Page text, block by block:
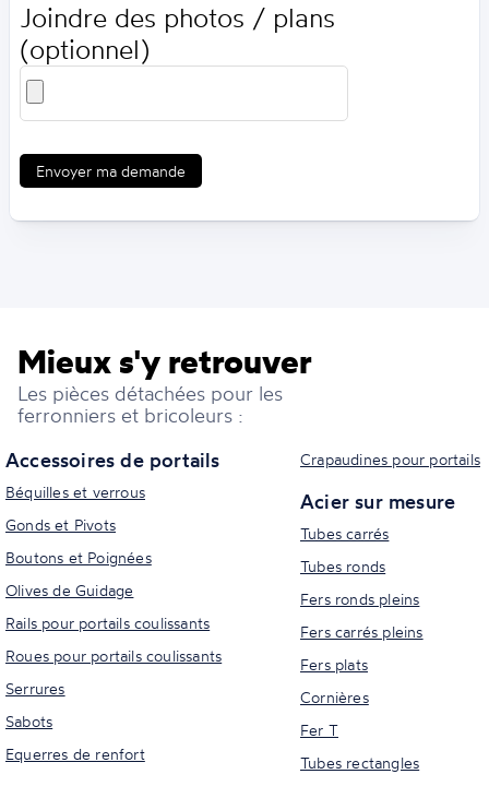
Joindre des photos / plans
(optionnel)
Envoyer ma demande
Mieux s'y retrouver
Les pièces détachées pour les
ferronniers et bricoleurs :
Accessoires de portails
Béquilles et verrous
Gonds et Pivots
Boutons et Poignées
Olives de Guidage
Rails pour portails coulissants
Roues pour portails coulissants
Serrures
Sabots
Equerres de renfort
Crapaudines pour portails
Acier sur mesure
Tubes carrés
Tubes ronds
Fers ronds pleins
Fers carrés pleins
Fers plats
Cornières
Fer T
Tubes rectangles